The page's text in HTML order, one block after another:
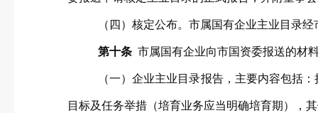
（四）核定公布。市属国有企业主业目录
第十条 市属国有企业向市国资委报送的材
（一）企业主业目录报告，主要内容包括
目标及任务举措（培育业务应当明确培育期），